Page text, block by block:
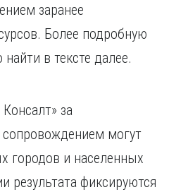
Тула
У
Уфа
Х
Хабаровск
Ч
заранее
Более подробную
в тексте далее.
за
могут
городов и населенных
результата фиксируются